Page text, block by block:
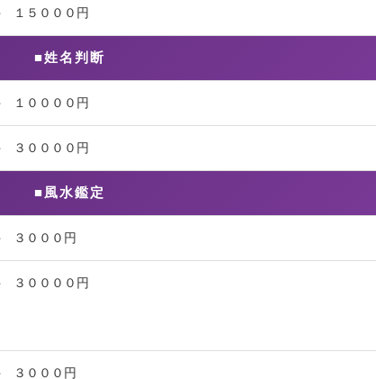
１５０００円
■姓名判断
１００００円
３００００円
■風水鑑定
３０００円
３００００円
３０００円